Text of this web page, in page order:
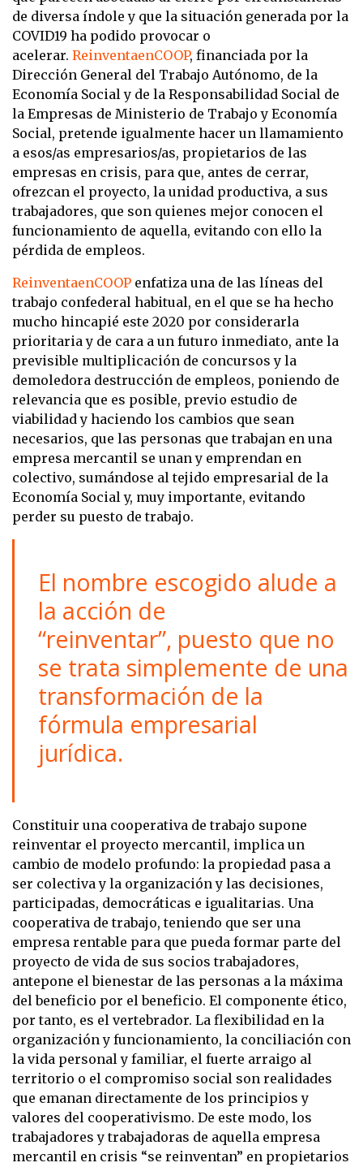
de diversa índole y que la situación generada por la
COVID19 ha podido provocar o
acelerar. ReinventaenCOOP, financiada por la
Dirección General del Trabajo Autónomo, de la
Economía Social y de la Responsabilidad Social de
la Empresas de Ministerio de Trabajo y Economía
Social, pretende igualmente hacer un llamamiento
a esos/as empresarios/as, propietarios de las
empresas en crisis, para que, antes de cerrar,
ofrezcan el proyecto, la unidad productiva, a sus
trabajadores, que son quienes mejor conocen el
funcionamiento de aquella, evitando con ello la
pérdida de empleos.
ReinventaenCOOP enfatiza una de las líneas del
trabajo confederal habitual, en el que se ha hecho
mucho hincapié este 2020 por considerarla
prioritaria y de cara a un futuro inmediato, ante la
previsible multiplicación de concursos y la
demoledora destrucción de empleos, poniendo de
relevancia que es posible, previo estudio de
viabilidad y haciendo los cambios que sean
necesarios, que las personas que trabajan en una
empresa mercantil se unan y emprendan en
colectivo, sumándose al tejido empresarial de la
Economía Social y, muy importante, evitando
perder su puesto de trabajo.
El nombre escogido alude a
la acción de
“reinventar”, puesto que no
se trata simplemente de una
transformación de la
fórmula empresarial
jurídica.
Constituir una cooperativa de trabajo supone
reinventar el proyecto mercantil, implica un
cambio de modelo profundo: la propiedad pasa a
ser colectiva y la organización y las decisiones,
participadas, democráticas e igualitarias. Una
cooperativa de trabajo, teniendo que ser una
empresa rentable para que pueda formar parte del
proyecto de vida de sus socios trabajadores,
antepone el bienestar de las personas a la máxima
del beneficio por el beneficio. El componente ético,
por tanto, es el vertebrador. La flexibilidad en la
organización y funcionamiento, la conciliación con
la vida personal y familiar, el fuerte arraigo al
territorio o el compromiso social son realidades
que emanan directamente de los principios y
valores del cooperativismo. De este modo, los
trabajadores y trabajadoras de aquella empresa
mercantil en crisis “se reinventan” en propietarios